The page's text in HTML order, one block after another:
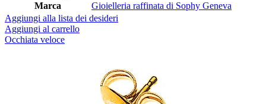
Marca
Gioielleria raffinata di Sophy Geneva
Aggiungi alla lista dei desideri
Aggiungi al carrello
Occhiata veloce